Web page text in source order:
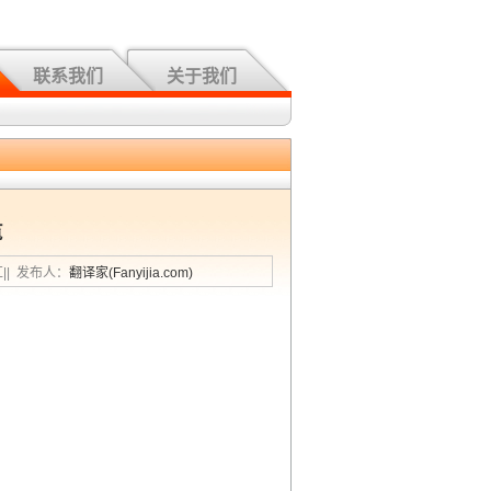
联系我们 关于我们
发布人： 翻译家(Fanyijia.com)